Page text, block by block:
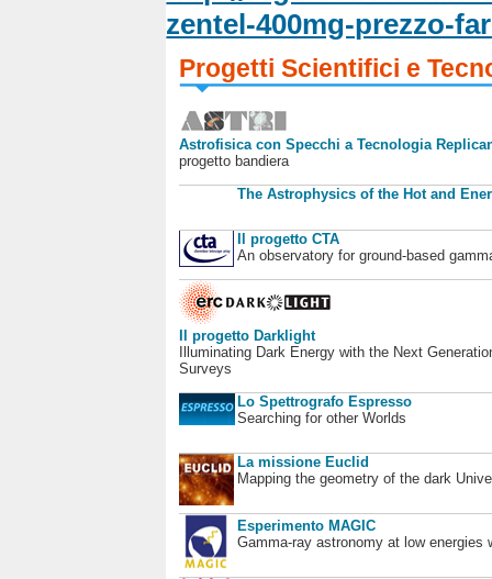
zentel-400mg-prezzo-
Progetti Scientifici e
Astrofisica con Specchi a Tecnologia
progetto bandiera
The Astrophysics of the Hot and
Il progetto CTA
An observatory for ground-based
Il progetto Darklight
Illuminating Dark Energy with the Next
Surveys
Lo Spettrografo Espresso
Searching for other Worlds
La missione Euclid
Mapping the geometry of the dark
Esperimento MAGIC
Gamma-ray astronomy at low energies